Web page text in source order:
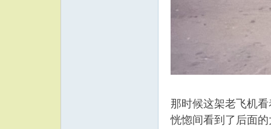
那时候这架老飞机
恍惚间看到了后面